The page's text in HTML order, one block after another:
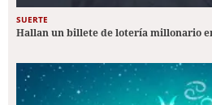
SUERTE
Hallan un billete de lotería millonario